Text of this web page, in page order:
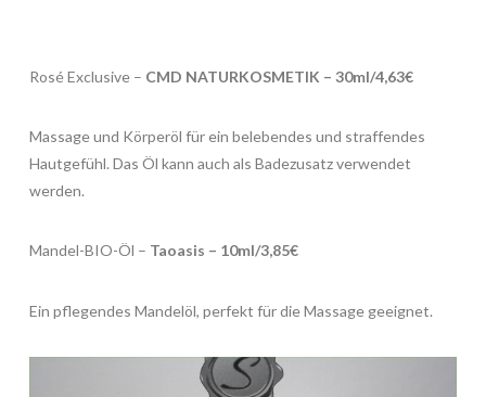
Rosé Exclusive – CMD NATURKOSMETIK – 30ml/4,63€
Massage und Körperöl für ein belebendes und straffendes
Hautgefühl. Das Öl kann auch als Badezusatz verwendet
werden.
Mandel-BIO-Öl – Taoasis – 10ml/3,85€
Ein pflegendes Mandelöl, perfekt für die Massage geeignet.